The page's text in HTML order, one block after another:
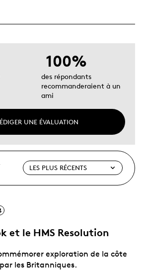
UNE ÉVALUATION
100%
des répondants
recommanderaient à un
ami
et le HMS Resolution
exploration de la côte
les Britanniques.